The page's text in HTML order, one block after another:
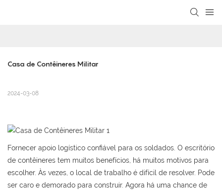
Casa de Contêineres Militar
2024-03-08
Fornecer apoio logístico confiável para os soldados. O escritório
de contêineres tem muitos benefícios, há muitos motivos para
escolher. Às vezes, o local de trabalho é difícil de resolver. Pode
ser caro e demorado para construir. Agora há uma chance de